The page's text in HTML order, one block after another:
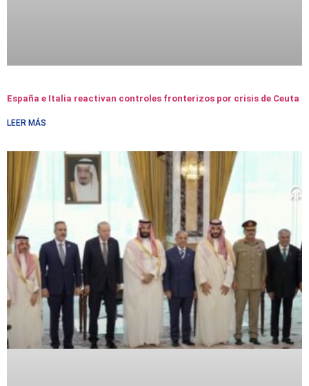
España e Italia reactivan controles fronterizos por crisis de Ceuta
LEER MÁS